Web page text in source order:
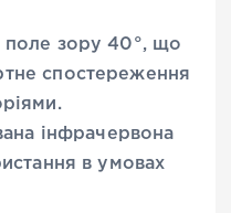
зору 40°, що
спостереження
інфрачервона
в умовах